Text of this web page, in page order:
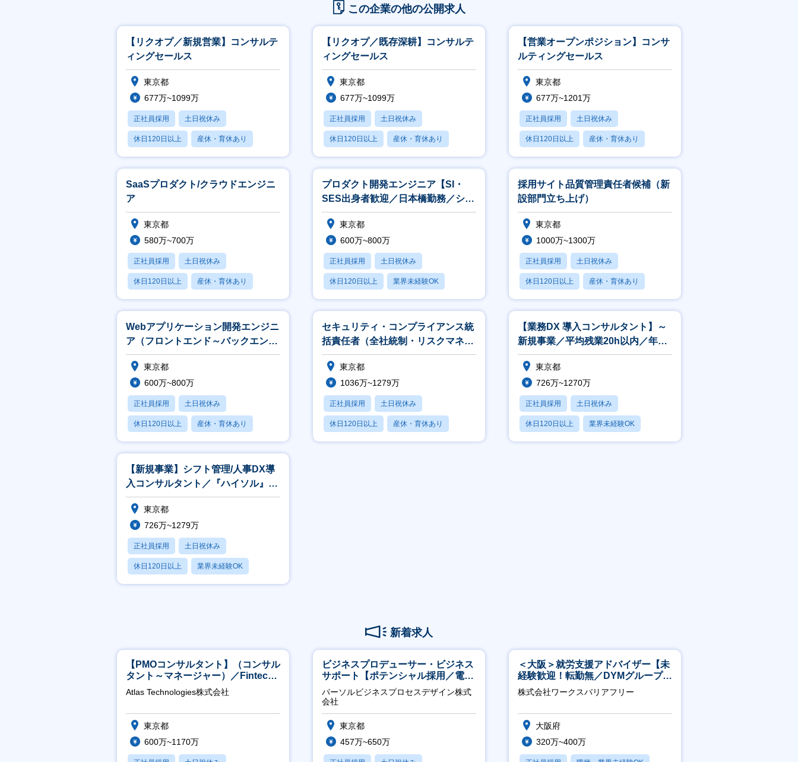
この企業の他の公開求人
【リクオプ／新規営業】コンサルテ
ィングセールス
東京都
677万~1099万
正社員採用 土日祝休み
休日120日以上 産休・育休あり
月残業20時間以内
【リクオプ／既存深耕】コンサルテ
ィングセールス
東京都
677万~1099万
正社員採用 土日祝休み
休日120日以上 産休・育休あり
月残業20時間以内
【営業オープンポジション】コンサ
ルティングセールス
東京都
677万~1201万
正社員採用 土日祝休み
休日120日以上 産休・育休あり
月残業20時間以内
SaaSプロダクト/クラウドエンジニ
ア
東京都
580万~700万
正社員採用 土日祝休み
休日120日以上 産休・育休あり
月残業20時間以内
プロダクト開発エンジニア【SI・
SES出身者歓迎／日本橋勤務／シェ
アNo.1のHRSaaS】
東京都
600万~800万
正社員採用 土日祝休み
休日120日以上 業界未経験OK
産休・育休あり
採用サイト品質管理責任者候補（新
設部門立ち上げ）
東京都
1000万~1300万
正社員採用 土日祝休み
休日120日以上 産休・育休あり
月残業20時間以内
Webアプリケーション開発エンジニ
ア（フロントエンド～バックエン
ド）
東京都
600万~800万
正社員採用 土日祝休み
休日120日以上 産休・育休あり
月残業20時間以内
セキュリティ・コンプライアンス統
括責任者（全社統制・リスクマネジ
メント戦略）
東京都
1036万~1279万
正社員採用 土日祝休み
休日120日以上 産休・育休あり
月残業20時間以内
【業務DX 導入コンサルタント】～
新規事業／平均残業20h以内／年収
700万～
東京都
726万~1270万
正社員採用 土日祝休み
休日120日以上 業界未経験OK
産休・育休あり
【新規事業】シフト管理/人事DX導
入コンサルタント／『ハイソル』の
導入支援／年収726万以上
東京都
726万~1279万
正社員採用 土日祝休み
休日120日以上 業界未経験OK
産休・育休あり
新着求人
【PMOコンサルタント】（コンサル
タント～マネージャー）／Fintech
領域／設立5年弱で上場
Atlas Technologies株式会社
東京都
600万~1170万
ビジネスプロデューサー・ビジネス
サポート【ポテンシャル採用／電
力・ガス等の民間向けプロジェクト
推進】
パーソルビジネスプロセスデザイン株式
会社
東京都
457万~650万
＜大阪＞就労支援アドバイザー【未
経験歓迎！転勤無／DYMグループ／
ホスピタリティ高い方歓迎／土日
祝】
株式会社ワークスバリアフリー
大阪府
320万~400万